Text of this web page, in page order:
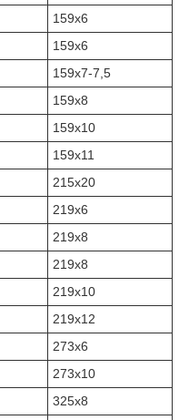
159х6
159х6
159х7-7,5
159х8
159х10
159х11
215х20
219х6
219х8
219х8
219х10
219х12
273х6
273х10
325х8